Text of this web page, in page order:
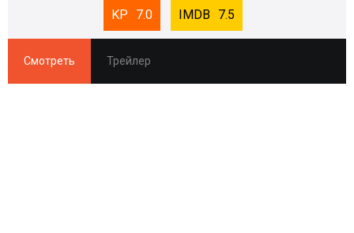
7.0 7.5
Смотреть Трейлер